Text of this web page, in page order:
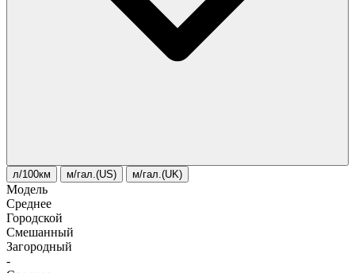
л/100км м/гал.(US) м/гал.(UK)
Модель
Среднее
Городской
Смешанный
Загородный
-